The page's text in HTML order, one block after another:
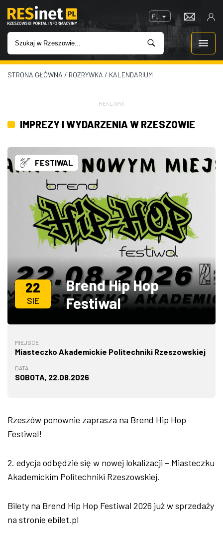
PL
WIADOMOŚCI
IMPREZY
ROZRYWKA
W KINACH
GASTRONOMIA
ZDJĘCIA
W RZESZOWIE
STRONA GŁÓWNA / ROZRYWKA / KALENDARIUM
REKLAMA
IMPREZY I WYDARZENIA W RZESZOWIE
FESTIWAL
22
SIE
Brend Hip Hop
Festiwal
MIEJSCE
Miasteczko Akademickie Politechniki Rzeszowskiej
DATA
SOBOTA, 22.08.2026
Rzeszów ponownie zaprasza na Brend Hip Hop
Festiwal!
2. edycja odbędzie się w nowej lokalizacji – Miasteczku
Akademickim Politechniki Rzeszowskiej.
Bilety na Brend Hip Hop Festiwal 2026 już w sprzedaży
na stronie ebilet.pl